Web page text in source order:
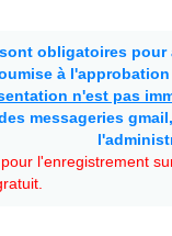
obligatoires
à
n'est pas
messageries
l'enregistrement